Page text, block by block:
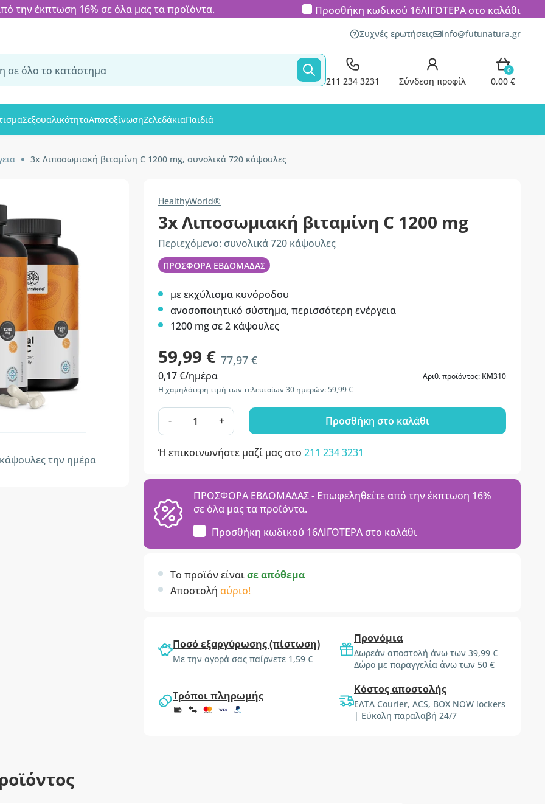
έκπτωση 16% σε όλα μας τα προϊόντα. Προσθήκη κωδικού 16ΛΙΓΟΤΕΡΑστο καλάθι
Συχνές ερωτήσεις info@futunatura.gr
211 234 3231 Σύνδεση προφίλ
0
0,00 €
ΣεξουαλικότηταΑποτοξίνωσηΖελεδάκιαΠαιδιά
3x Λιποσωμιακή βιταμίνη C 1200 mg, συνολικά 720 κάψουλες
κάψουλες την ημέρα
HealthyWorld®
3x Λιποσωμιακή βιταμίνη C 1200 mg
Περιεχόμενο: συνολικά 720 κάψουλες
ΠΡΟΣΦΟΡΑ ΕΒΔΟΜΑΔΑΣ
με εκχύλισμα κυνόροδου
ανοσοποιητικό σύστημα, περισσότερη ενέργεια
1200 mg σε 2 κάψουλες
59,99 € 77,97 €
0,17 €/ημέρα
Αριθ. προϊόντος: KM310
Η χαμηλότερη τιμή των τελευταίων 30 ημερών: 59,99 €
- + Προσθήκη στο καλάθι
Ή επικοινωνήστε μαζί μας στο 211 234 3231
ΠΡΟΣΦΟΡΑ ΕΒΔΟΜΑΔΑΣ - Επωφεληθείτε από την έκπτωση 16%
σε όλα μας τα προϊόντα.
Προσθήκη κωδικού 16ΛΙΓΟΤΕΡΑστο καλάθι
Το προϊόν είναισε απόθεμα
Αποστολή αύριο!
Ποσό εξαργύρωσης (πίστωση)
Με την αγορά σας παίρνετε 1,59 €
Προνόμια
Δωρεάν αποστολή άνω των 39,99 €
Δώρο με παραγγελία άνω των 50 €
Τρόποι πληρωμής Κόστος αποστολής
ΕΛΤΑ Courier, ACS, BOX NOW lockers
| Εύκολη παραλαβή 24/7